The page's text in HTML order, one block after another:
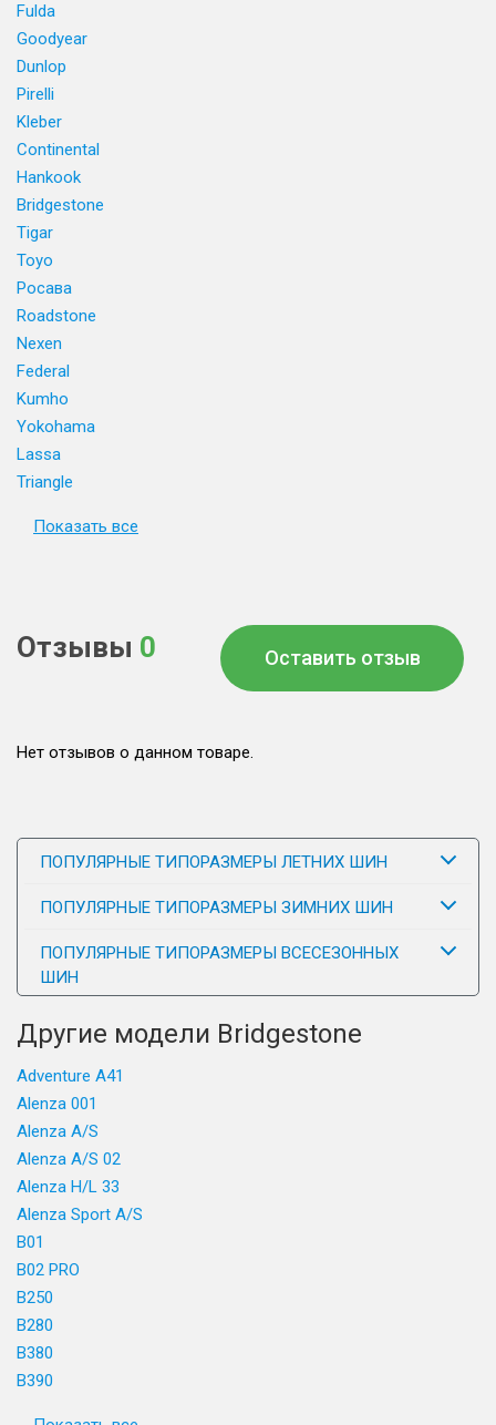
Fulda
Goodyear
Dunlop
Pirelli
Kleber
Continental
Hankook
Bridgestone
Tigar
Toyo
Росава
Roadstone
Nexen
Federal
Kumho
Yokohama
Lassa
Triangle
Показать все
Отзывы 0 Оставить отзыв
Нет отзывов о данном товаре.
ПОПУЛЯРНЫЕ ТИПОРАЗМЕРЫ ЛЕТНИХ ШИН
ПОПУЛЯРНЫЕ ТИПОРАЗМЕРЫ ЗИМНИХ ШИН
ПОПУЛЯРНЫЕ ТИПОРАЗМЕРЫ ВСЕСЕЗОННЫХ
ШИН
Другие модели Bridgestone
Adventure A41
Alenza 001
Alenza A/S
Alenza A/S 02
Alenza H/L 33
Alenza Sport A/S
B01
B02 PRO
B250
B280
B380
B390